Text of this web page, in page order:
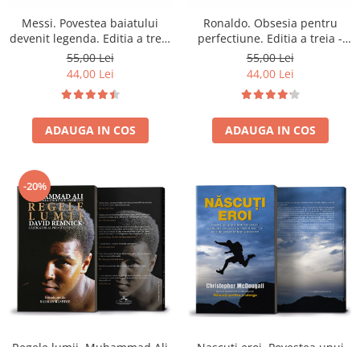
Messi. Povestea baiatului
devenit legenda. Editia a treia
- Luca Caioli
55,00 Lei
44,00 Lei
ADAUGA IN COS
Ronaldo. Obsesia pentru
perfectiune. Editia a treia -
Luca Caioli
55,00 Lei
44,00 Lei
ADAUGA IN COS
-20%